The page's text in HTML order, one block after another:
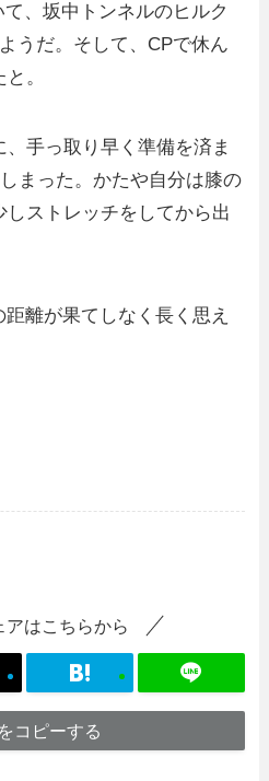
、坂中トンネルのヒルク
うだ。そして、CPで休ん
。
手っ取り早く準備を済ま
まった。かたや自分は膝の
ストレッチをしてから出
離が果てしなく長く思え
アはこちらから
コピーする